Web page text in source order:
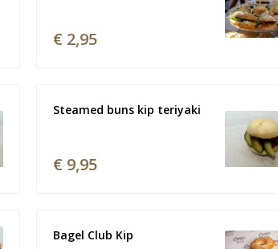
€ 2,95
Steamed buns kip teriyaki
€ 9,95
Bagel Club Kip